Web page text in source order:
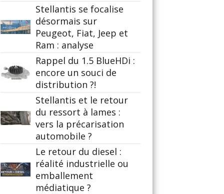
Stellantis se focalise
désormais sur
Peugeot, Fiat, Jeep et
Ram : analyse
Rappel du 1.5 BlueHDi :
encore un souci de
distribution ?!
Stellantis et le retour
du ressort à lames :
vers la précarisation
automobile ?
Le retour du diesel :
réalité industrielle ou
emballement
médiatique ?